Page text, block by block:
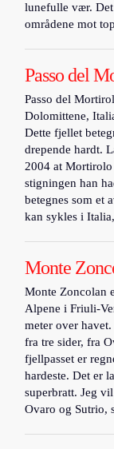
lunefulle vær.
områdene mot
Passo del
Passo del
Dolomittene,
Dette fjellet
drepende hardt.
2004 at Mortirolo
stigningen han
betegnes som et
kan sykles i
Monte
Monte Zoncolan
Alpene i Friuli-
meter over
fra tre sider, fra
fjellpasset er
hardeste. Det er
superbratt. Jeg
Ovaro og Sutrio,